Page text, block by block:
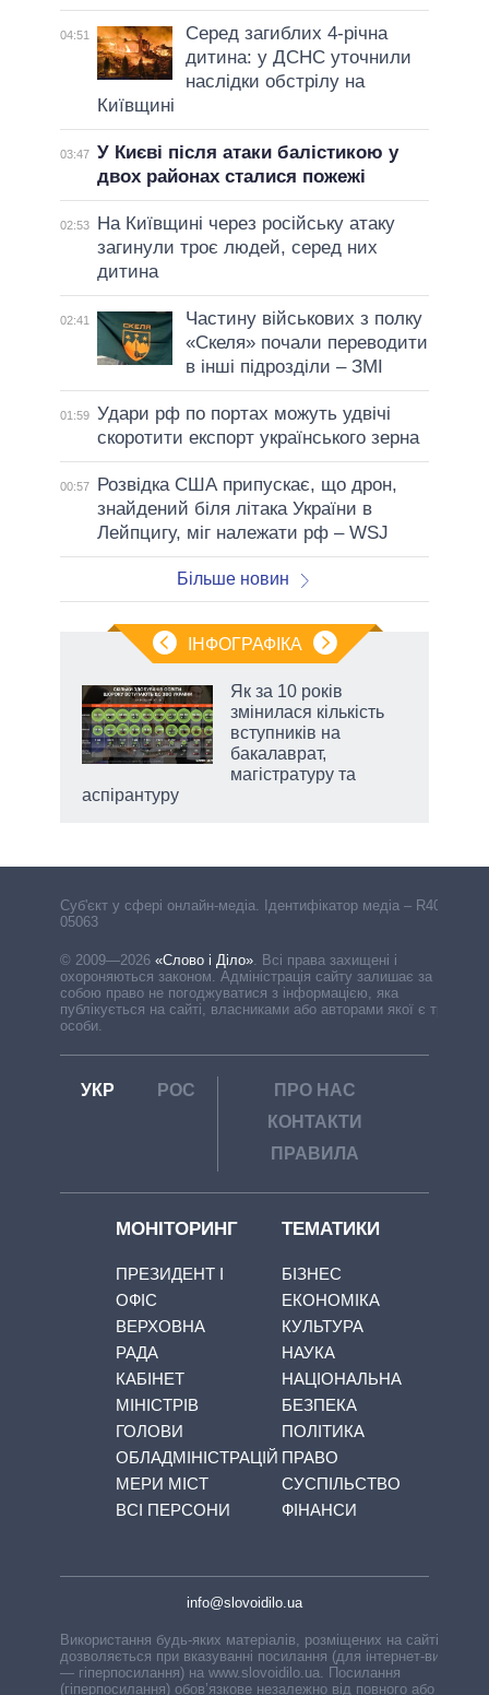
04:51
Серед загиблих 4-річна
дитина: у ДСНС уточнили
наслідки обстрілу на
Київщині
03:47 У Києві після атаки балістикою у
двох районах сталися пожежі
02:53
На Київщині через російську атаку
загинули троє людей, серед них
дитина
02:41
Частину військових з полку
«Скеля» почали переводити
в інші підрозділи – ЗМІ
01:59 Удари рф по портах можуть удвічі
скоротити експорт українського зерна
00:57
Розвідка США припускає, що дрон,
знайдений біля літака України в
Лейпцигу, міг належати рф – WSJ
Більше новин
ІНФОГРАФІКА
Як за 10 років
змінилася кількість
вступників на
бакалаврат,
магістратуру та
аспірантуру
Cуб'єкт у сфері онлайн-медіа. Ідентифікатор медіа – R40-
05063
© 2009—2026 «Слово і Діло» Всі права захищені і
охороняються законом. Адміністрація сайту залишає за
собою право не погоджуватися з інформацією, яка
публікується на сайті, власниками або авторами якої є треті
особи.
УКР РОС
ПРО НАС
КОНТАКТИ
ПРАВИЛА
МОНІТОРИНГ
ПРЕЗИДЕНТ І
ОФІС
ВЕРХОВНА
РАДА
КАБІНЕТ
МІНІСТРІВ
ГОЛОВИ
ОБЛАДМІНІСТРАЦІЙ
МЕРИ МІСТ
ВСІ ПЕРСОНИ
ТЕМАТИКИ
БІЗНЕС
ЕКОНОМІКА
КУЛЬТУРА
НАУКА
НАЦІОНАЛЬНА
БЕЗПЕКА
ПОЛІТИКА
ПРАВО
СУСПІЛЬСТВО
ФІНАНСИ
info@slovoidilo.ua
Використання будь-яких матеріалів, розміщених на сайті,
дозволяється при вказуванні посилання (для інтернет-видань
— гіперпосилання) на www.slovoidilo.ua. Посилання
(гіперпосилання) обов’язкове незалежно від повного або